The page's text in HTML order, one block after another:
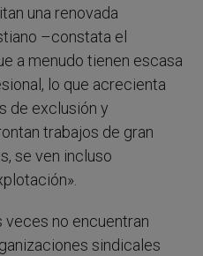
una renovada
–constata el
a menudo tienen escasa
lo que acrecienta
de exclusión y
trabajos de gran
se ven incluso
veces no encuentran
sindicales